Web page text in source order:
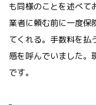
も同様のことを述べて
業者に頼む前に一度保
てくれる。手数料を払
感を呼んでいました。
です。